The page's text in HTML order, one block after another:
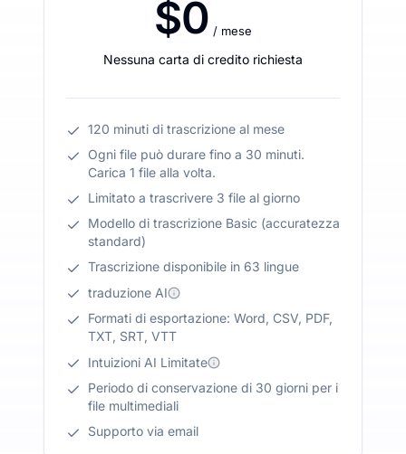
$0 / mese
Nessuna carta di credito richiesta
120 minuti di trascrizione al mese
Ogni file può durare fino a 30 minuti.
Carica 1 file alla volta.
Limitato a trascrivere 3 file al giorno
Modello di trascrizione Basic (accuratezza
standard)
Trascrizione disponibile in 63 lingue
traduzione AI
Formati di esportazione: Word, CSV, PDF,
TXT, SRT, VTT
Intuizioni AI Limitate
Periodo di conservazione di 30 giorni per i
file multimediali
Supporto via email